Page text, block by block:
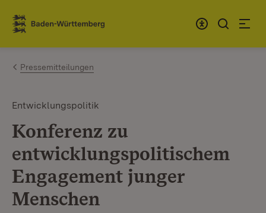
Zum Inhalt springen
Link zur Startseite
Pressemitteilungen
Entwicklungspolitik
Konferenz zu
entwicklungspolitischem
Engagement junger
Menschen